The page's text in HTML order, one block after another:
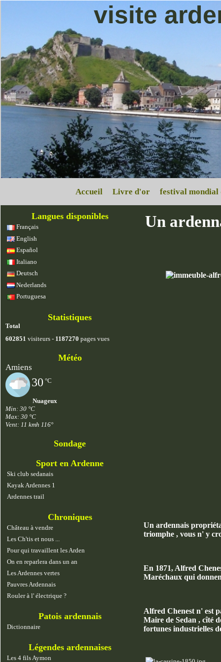
visite
Accueil Livre d'or festival mondial
Langues disponibles
Français
English
Español
Italiano
Deutsch
Nederlands
Portuguesa
Statistiques
Total
602851 visiteurs - 1187270 pages vues
Météo
Amiens
30 °C
Nuageux
Min: 30 °C
Max: 30 °C
Vent: 11 kmh 116°
Sondage
Sport en Ardenne
Ski club sedanais
Kayak Ardennes 1
Ardennes trail
Chroniques
Château à vendre
Les Ch'tis et nous ...
Pour qui travaillent les Arden
On en reparlera dans un an
Les Ardennes vertes
Pauvres Ardennais
Rouler à l' électrique ?
Patois ardennais
Dictionnaire
Légendes ardennaises
Les 4 fils Aymon
Un
Un ardennais
triomphe , vous n' y
En 1871, Alfred
Maréchaux qui
Alfred Chenest n' est
Maire de Sedan , cîté
fortunes industrielles